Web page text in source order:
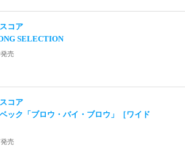
コア
SELECTION
売
コア
ック「ブロウ・バイ・ブロウ」［ワイド
売